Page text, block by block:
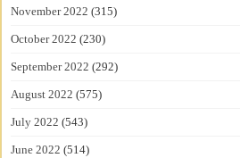
November 2022 (315)
October 2022 (230)
September 2022 (292)
August 2022 (575)
July 2022 (543)
June 2022 (514)